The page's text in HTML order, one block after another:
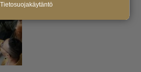
Tietosuojakäytäntö